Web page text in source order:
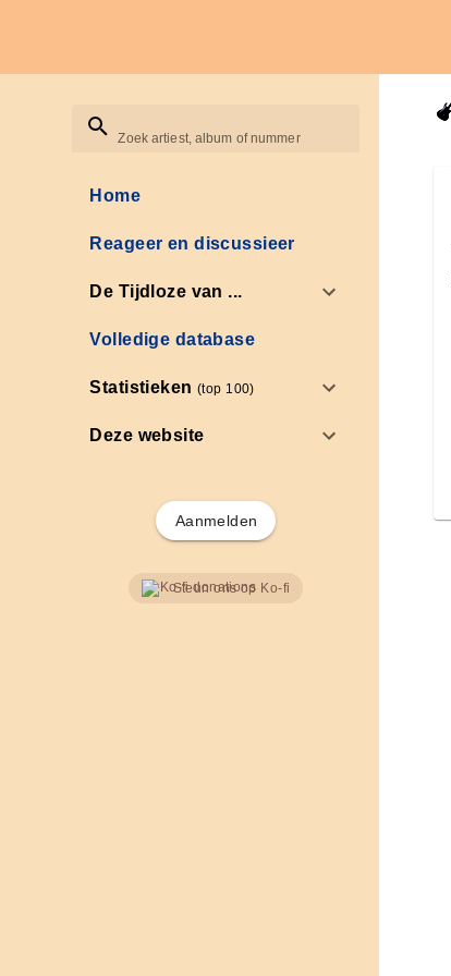
Zoek artiest, album of nummer
Home
Reageer en discussieer
De Tijdloze van ...
Volledige database
Statistieken(top 100)
Deze website
Aanmelden
Steun ons op Ko-fi